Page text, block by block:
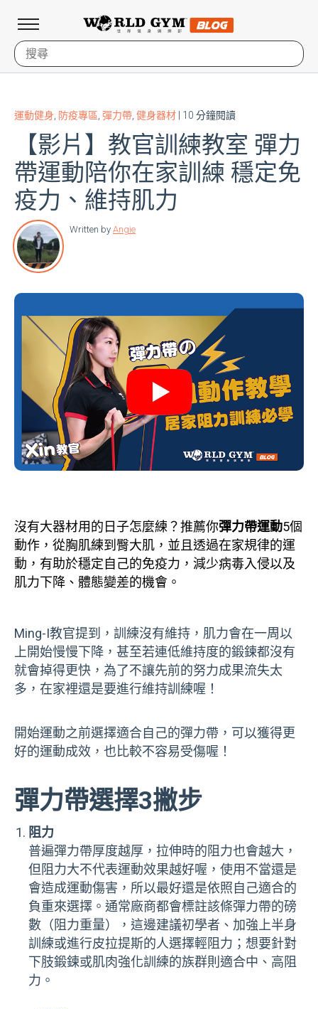
運動健身 防疫專區 彈力帶 健身器材 | 10 分鐘閱讀
【影片】教官訓練教室 彈力
帶運動陪你在家訓練 穩定免
疫力、維持肌力
Written by Angie
沒有大器材用的日子怎麼練？推薦你彈力帶運動5個
動作，從胸肌練到臀大肌，並且透過在家規律的運
動，有助於穩定自己的免疫力，減少病毒入侵以及
肌力下降、體態變差的機會。
Ming-I教官提到，訓練沒有維持，肌力會在一周以
上開始慢慢下降，甚至若連低維持度的鍛鍊都沒有
就會掉得更快，為了不讓先前的努力成果流失太
多，在家裡還是要進行維持訓練喔！
開始運動之前選擇適合自己的彈力帶，可以獲得更
好的運動成效，也比較不容易受傷喔！
彈力帶選擇3撇步
阻力
普遍彈力帶厚度越厚，拉伸時的阻力也會越大，
但阻力大不代表運動效果越好喔，使用不當還是
會造成運動傷害，所以最好還是依照自己適合的
負重來選擇。通常廠商都會標註該條彈力帶的磅
數（阻力重量），這邊建議初學者、加強上半身
訓練或進行皮拉提斯的人選擇輕阻力；想要針對
下肢鍛鍊或肌肉強化訓練的族群則適合中、高阻
力。